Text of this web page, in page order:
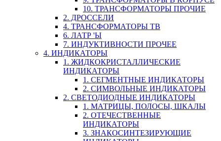
10. ТРАНСФОРМАТОРЫ ПРОЧИЕ
2. ДРОССЕЛИ
4. ТРАНСФОРМАТОРЫ ТВ
6. ЛАТР 'Ы
7. ИНДУКТИВНОСТИ ПРОЧЕЕ
4. ИНДИКАТОРЫ
1. ЖИДКОКРИСТАЛЛИЧЕСКИЕ
ИНДИКАТОРЫ
1. СЕГМЕНТНЫЕ ИНДИКАТОРЫ
2. СИМВОЛЬНЫЕ ИНДИКАТОРЫ
2. СВЕТОДИОДНЫЕ ИНДИКАТОРЫ
1. МАТРИЦЫ, ПОЛОСЫ, ШКАЛЫ
2. ОТЕЧЕСТВЕННЫЕ
ИНДИКАТОРЫ
3. ЗНАКОСИНТЕЗИРУЮЩИЕ